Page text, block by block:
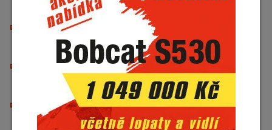
dokončovací práce i detailní terénní úpravy.
Robustní konstrukce – dlouhá životnost a spolehlivost i
při intenzivním nasazení v náročných podmínkách.
Snadná instalace – plná kompatibilita s minirypadly
Bobcat bez nutnosti úprav.
Vhodné pro: modelace terénu, zahradní a krajinářské
úpravy, pokládku inženýrských sítí, údržbu svahů a